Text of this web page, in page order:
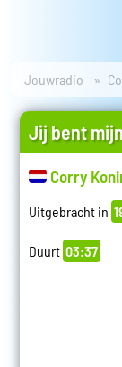
Jouwradio
Jij bent
Corry
Uitgebracht in
Duurt 03:37